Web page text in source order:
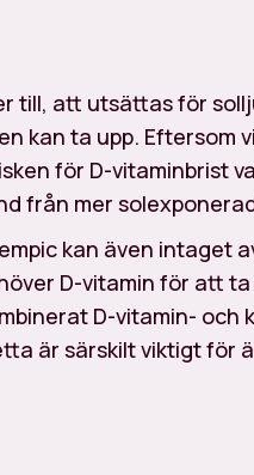
till, att utsättas för
kan ta upp. Eftersom
för D-vitaminbrist
från mer
kan även intaget
D-vitamin för att ta
D-vitamin- och
är särskilt viktigt för